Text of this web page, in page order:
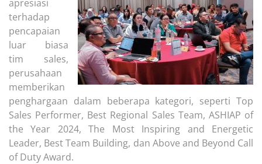
apresiasi
terhadap
pencapaian
luar biasa
tim sales,
perusahaan
memberikan
penghargaan dalam beberapa kategori, seperti Top
Sales Performer, Best Regional Sales Team, ASHIAP of
the Year 2024, The Most Inspiring and Energetic
Leader, Best Team Building, dan Above and Beyond Call
of Duty Award.